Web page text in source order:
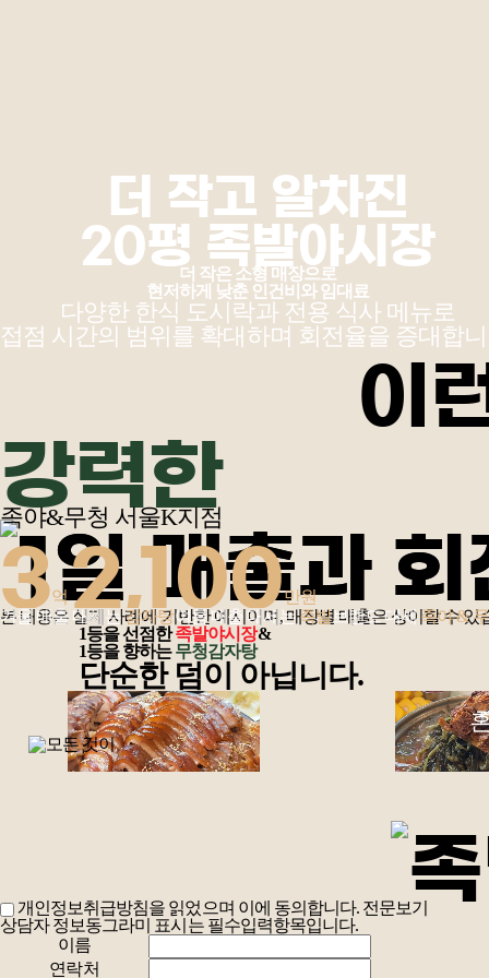
더 작고 알차진
20평 족발야시장
더 작은 소형 매장으로
현저하게 낮춘 인건비와 임대료
다양한 한식 도시락과 전용 식사 메뉴로
접점 시간의 범위를 확대하며 회전율을 증대합
이
강력한
족야&무청 서울K지점
3억2,100만원
겨울 매출 대세는감자탕여름 매출 대세는족발브랜드 대세 족야 &
본 내용은 실제 사례에 기반한 예시이며, 매장별 매출은 상이할 수 있
역대급
성장 속도!
1등을 선점한족발야시장
1등을 향하는무청감자탕
&
단순한 덤이 아닙니다.
개인정보취급방침을 읽었으며 이에 동의합니다. 전문보기
상담자 정보동그라미 표시는 필수입력항목입니다.
이름
연락처